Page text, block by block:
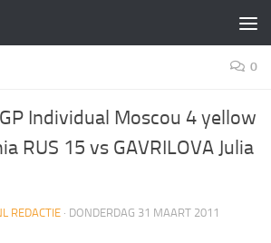
0
Individual Moscou 4 yellow
RUS 15 vs GAVRILOVA Julia
REDACTIE · DONDERDAG 31 MAART 2011